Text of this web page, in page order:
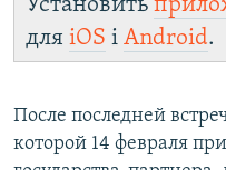
Установить
для iOS і Android.
После последней
которой 14 февраля